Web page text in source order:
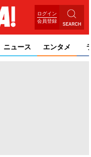
ログイン
会員登録
ニュース エンタメ